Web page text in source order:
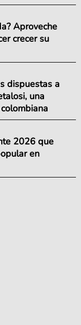
Aproveche
crecer su
dispuestas a
una
2026 que
en